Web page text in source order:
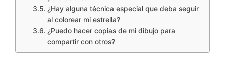
¿Hay alguna técnica especial que deba seguir
al colorear mi estrella?
¿Puedo hacer copias de mi dibujo para
compartir con otros?